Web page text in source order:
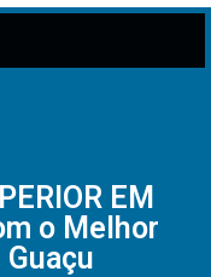
EM
o Melhor
Guaçu